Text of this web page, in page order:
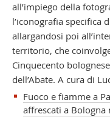
all’impiego della
l’iconografia specifica
allargandosi poi
territorio, che
Cinquecento
dell’Abate. A cura di
Fuoco e fiamme a
affrescati a Bologna